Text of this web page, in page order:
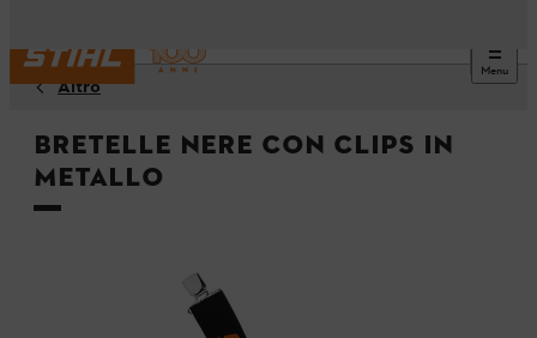
Menu
Altro
Bretelle nere con clips in
metallo